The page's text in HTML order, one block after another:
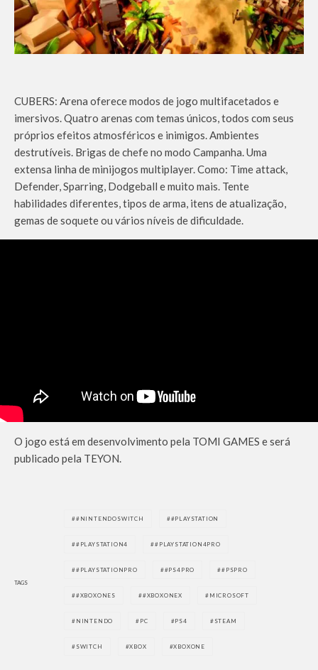
CUBERS: Arena oferece modos de jogo multifacetados e
imersivos. Quatro arenas com temas únicos, todos com seus
próprios efeitos atmosféricos e inimigos. Ambientes
destrutíveis. Brigas de chefe no modo Campanha. Uma
extensa linha de minijogos multiplayer. Como: Time attack,
Defender, Sparring, Dodgeball e muito mais. Tente
habilidades diferentes, tipos de arma, itens de atualização,
gemas de soquete ou vários níveis de dificuldade.
O jogo está em desenvolvimento pela TOMI GAMES e será
publicado pela TEYON.
TAGS
#NINTENDOSWITCH #PLAYSTATION
#PLAYSTATION4 #PLAYSTATION4PRO
#PLAYSTATIONPRO #PS4PRO #PSPRO
#XBOXONES #XBOXONEX MICROSOFT
NINTENDO PC PS4 STEAM
SWITCH XBOX XBOXONE